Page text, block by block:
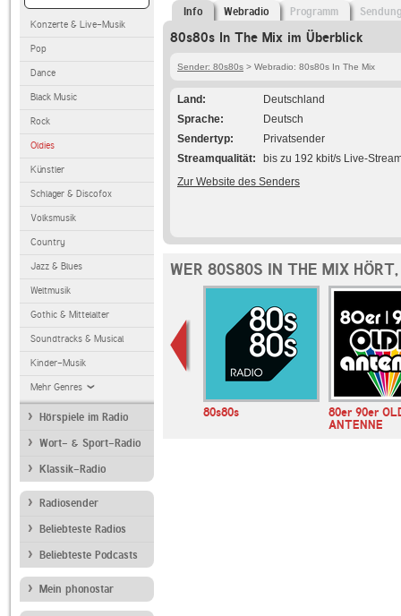
Konzerte & Live-Musik
Pop
Dance
Black Music
Rock
Oldies
Künstler
Schlager & Discofox
Volksmusik
Country
Jazz & Blues
Weltmusik
Gothic & Mittelalter
Soundtracks & Musical
Kinder-Musik
Mehr Genres
Hörspiele im Radio
Wort- & Sport-Radio
Klassik-Radio
Radiosender
Beliebteste Radios
Beliebteste Podcasts
Mein phonostar
Info Webradio Programm
80s80s In The Mix im Überblick
Sender: 80s80s > Webradio: 80s80s In The Mix
Land
Deutschland
Sprache
Deutsch
Sendertyp
Privatsender
Streamqualität
bis zu 192 kbit/s Live-
Zur Website des Senders
WER 80S80S IN THE MIX
RADIO BOB! 80s80s
80er 90er
ANTENNE